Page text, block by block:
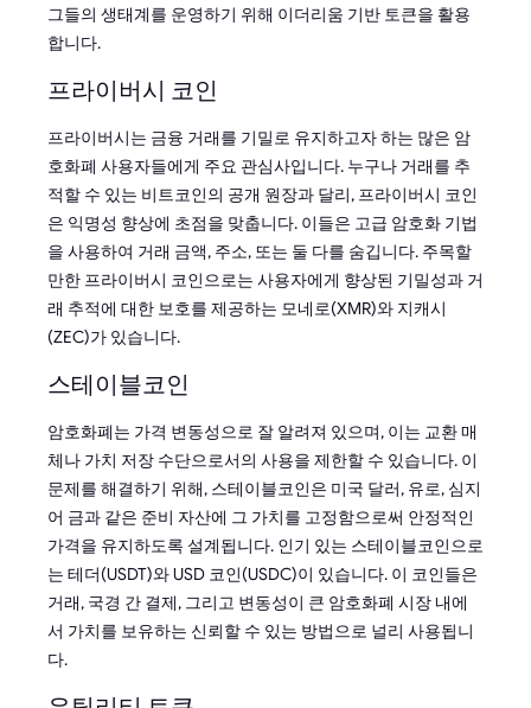
그들의 생태계를 운영하기 위해 이더리움 기반 토큰을 활용
합니다.
프라이버시 코인
프라이버시는 금융 거래를 기밀로 유지하고자 하는 많은 암
호화폐 사용자들에게 주요 관심사입니다. 누구나 거래를 추
적할 수 있는 비트코인의 공개 원장과 달리, 프라이버시 코인
은 익명성 향상에 초점을 맞춥니다. 이들은 고급 암호화 기법
을 사용하여 거래 금액, 주소, 또는 둘 다를 숨깁니다. 주목할
만한 프라이버시 코인으로는 사용자에게 향상된 기밀성과 거
래 추적에 대한 보호를 제공하는 모네로(XMR)와 지캐시
(ZEC)가 있습니다.
스테이블코인
암호화폐는 가격 변동성으로 잘 알려져 있으며, 이는 교환 매
체나 가치 저장 수단으로서의 사용을 제한할 수 있습니다. 이
문제를 해결하기 위해, 스테이블코인은 미국 달러, 유로, 심지
어 금과 같은 준비 자산에 그 가치를 고정함으로써 안정적인
가격을 유지하도록 설계됩니다. 인기 있는 스테이블코인으로
는 테더(USDT)와 USD 코인(USDC)이 있습니다. 이 코인들은
거래, 국경 간 결제, 그리고 변동성이 큰 암호화폐 시장 내에
서 가치를 보유하는 신뢰할 수 있는 방법으로 널리 사용됩니
다.